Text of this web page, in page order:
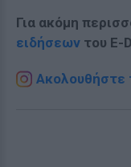
Για ακόμη
ειδήσεων του E-
Ακολουθήστε